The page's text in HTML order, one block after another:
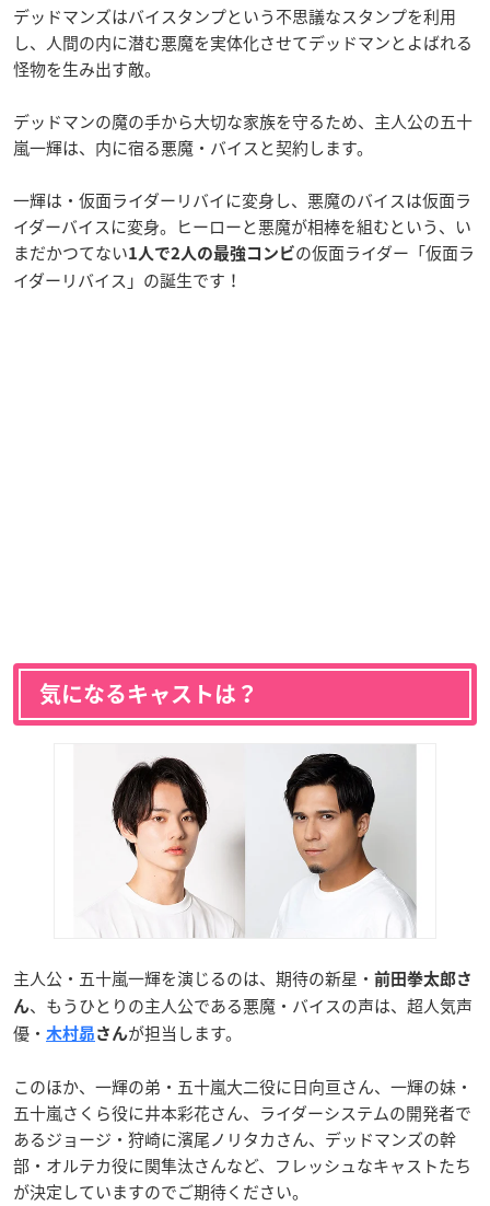
デッドマンズはバイスタンプという不思議なスタンプを利用
し、人間の内に潜む悪魔を実体化させてデッドマンとよばれる
怪物を生み出す敵。
デッドマンの魔の手から大切な家族を守るため、主人公の五十
嵐一輝は、内に宿る悪魔・バイスと契約します。
一輝は・仮面ライダーリバイに変身し、悪魔のバイスは仮面ラ
イダーバイスに変身。ヒーローと悪魔が相棒を組むという、い
まだかつてない1人で2人の最強コンビの仮面ライダー「仮面ラ
イダーリバイス」の誕生です！
気になるキャストは？
主人公・五十嵐一輝を演じるのは、期待の新星・ 前田拳太郎さ
ん、もうひとりの主人公である悪魔・バイスの声は、超人気声
優・ 木村昴 さんが担当します。
このほか、一輝の弟・五十嵐大二役に日向亘さん、一輝の妹・
五十嵐さくら役に井本彩花さん、ライダーシステムの開発者で
あるジョージ・狩崎に濱尾ノリタカさん、デッドマンズの幹
部・オルテカ役に関隼汰さんなど、フレッシュなキャストたち
が決定していますのでご期待ください。